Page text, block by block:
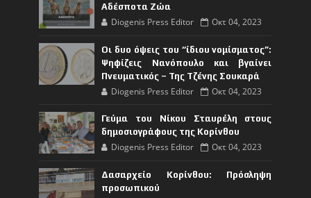
Αδέσποτα Ζώα
Diogenis Press Editor Οκτ 04, 2023
Οι δυο όψεις του “ίδιου νομίσματος”:
Ψηφίζεις Νανόπουλο και βγαίνει
Πνευματικός – Της Τζένης Σουκαρά
Diogenis Press Editor Οκτ 04, 2023
Γεύμα του Νίκου Σταυρέλη στους
δημοσιογράφους της Κορίνθου
Diogenis Press Editor Οκτ 04, 2023
Δασαρχείο Κορίνθου: Πρόσληψη
προσωπικού